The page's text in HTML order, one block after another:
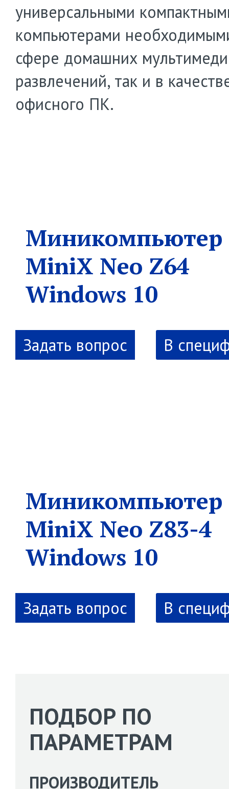
универсальными
компьютерами
сфере домашних
развлечений, так и в
офисного ПК.
Миникомпьютер
MiniX Neo Z64
Windows 10
В
Миникомпьютер
MiniX Neo Z83-4
Windows 10
В
ПОДБОР ПО
ПАРАМЕТРАМ
ПРОИЗВОДИТЕЛЬ